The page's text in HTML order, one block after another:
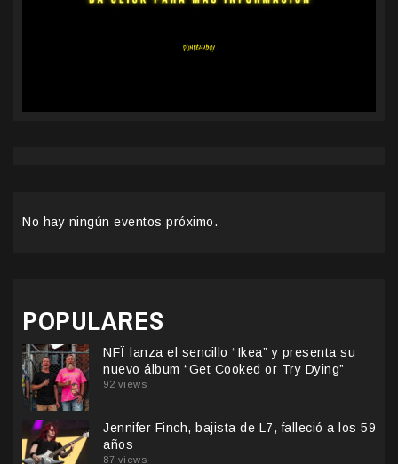
No hay ningún eventos próximo.
POPULARES
NFÏ lanza el sencillo “Ikea” y presenta su
nuevo álbum “Get Cooked or Try Dying”
92 views
Jennifer Finch, bajista de L7, falleció a los 59
años
87 views